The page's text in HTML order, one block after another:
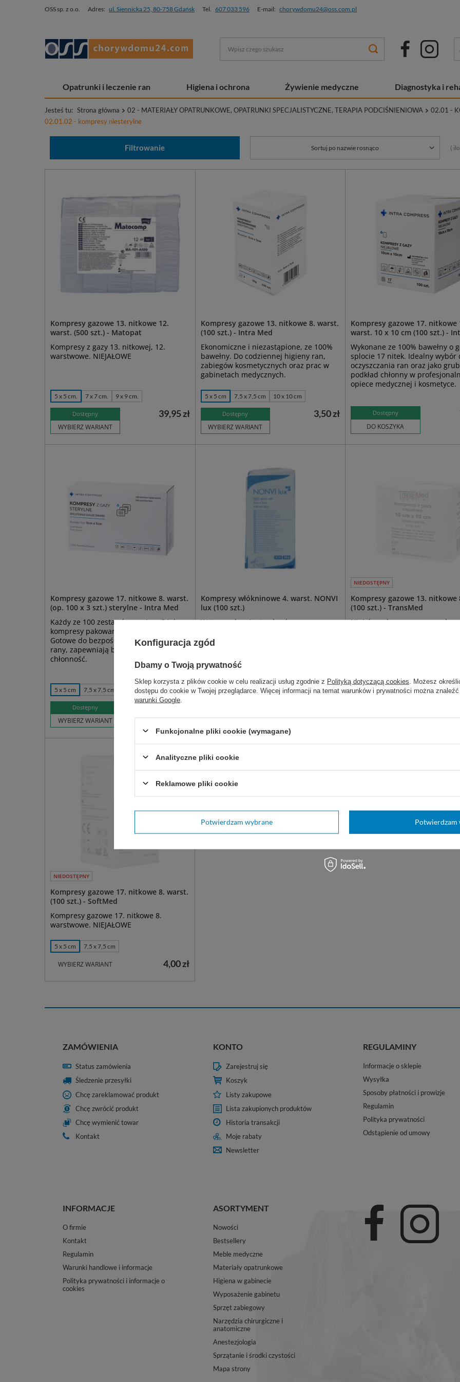
OSS sp. z o.o. Adres: ul. Siennicka 25, 80-758 Gdańsk Tel. 607 033 596 E-mail: chorywdomu24@oss.com.pl
Opatrunki i leczenie ran Higiena i ochrona Żywienie medyczne Diagnostyka i
Jesteś tu: Strona główna 02 - MATERIAŁY OPATRUNKOWE, OPATRUNKI SPECJALISTYCZNE, TERAPIA PODCIŚNIENIOWA
02.01 -
02.01.02 - kompresy niesterylne
Sortuj po nazwie rosnąco
Filtrowanie (
Kompresy gazowe 13. nitkowe 12.
warst. (500 szt.) - Matopat
Kompresy z gazy 13. nitkowej, 12.
warstwowe. NIEJAŁOWE
5 x 5 cm. 7 x 7 cm. 9 x 9 cm.
Dostępny
WYBIERZ WARIANT
39,95 zł
Kompresy gazowe 13. nitkowe 8. warst.
(100 szt.) - Intra Med
Ekonomiczne i niezastąpione, ze 100%
bawełny. Do codziennej higieny ran,
zabiegów kosmetycznych oraz prac w
gabinetach medycznych.
5 x 5 cm 7,5 x 7,5 cm 10 x 10 cm
Dostępny
WYBIERZ WARIANT
3,50 zł
Kompresy gazowe 17. nitkowe
warst. 10 x 10 cm (100 szt.) -
Wykonane ze 100% bawełny o
splocie 17 nitek. Idealny wybór
oczyszczania ran oraz jako
podkład chłonny w
opiece medycznej i kosmetyce.
Dostępny
DO KOSZYKA
Kompresy gazowe 17. nitkowe 8. warst.
(op. 100 x 3 szt.) sterylne - Intra Med
Każdy ze 100 zestawów zawiera 3 jałowe
kompresy pakowane w wygodny blister.
Gotowe do bezpośredniego użycia na
rany, zapewniają bezpieczeństwo i
chłonność.
5 x 5 cm 7,5 x 7,5 cm 10 x 10 cm
Dostępny
WYBIERZ WARIANT
46,66 zł
Kompresy włókninowe 4. warst. NONVI
lux (100 szt.)
Wytrzymałe, niesterylne kompresy
5 x 5 cm 10 x 10 cm
NIEDOSTĘPNY
Kompresy gazowe 13. nitkowe
(100 szt.) - TransMed
Niejałowe kompresy z gazy
7,5 x 7,5 cm 10 x 10 cm
NIEDOSTĘPNY
Kompresy gazowe 17. nitkowe 8. warst.
(100 szt.) - SoftMed
Kompresy gazowe 17. nitkowe 8.
warstwowe. NIEJAŁOWE
5 x 5 cm 7,5 x 7,5 cm
WYBIERZ WARIANT 4,00 zł
ZAMÓWIENIA
Status zamówienia
Śledzenie przesyłki
Chcę zareklamować produkt
Chcę zwrócić produkt
Chcę wymienić towar
Kontakt
KONTO
Zarejestruj się
Koszyk
Listy zakupowe
Lista zakupionych produktów
Historia transakcji
Moje rabaty
Newsletter
REGULAMINY
Informacje o sklepie
Wysyłka
Sposoby płatności i prowizje
Regulamin
Polityka prywatności
Odstąpienie od umowy
INFORMACJE
O firmie
Kontakt
Regulamin
Warunki handlowe i informacje
Polityka prywatności i informacje o
cookies
ASORTYMENT
Nowości
Bestsellery
Meble medyczne
Materiały opatrunkowe
Higiena w gabinecie
Wyposażenie gabinetu
Sprzęt zabiegowy
Narzędzia chirurgiczne i
anatomiczne
Anestezjologia
Sprzątanie i środki czystości
Mapa strony
Konfiguracja zgód
Dbamy o Twoją prywatność
Sklep korzysta z plików cookie w celu realizacji usług zgodnie z Polityką dotyczącą cookies . Możesz
dostępu do cookie w Twojej przeglądarce. Więcej informacji na temat warunków i prywatności można
warunki Google
Funkcjonalne pliki cookie (wymagane)
Analityczne pliki cookie
Reklamowe pliki cookie
Potwierdzam wybrane Potwierdzam